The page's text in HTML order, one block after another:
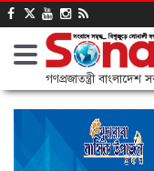
গণপ্রজাতন্ত্রী